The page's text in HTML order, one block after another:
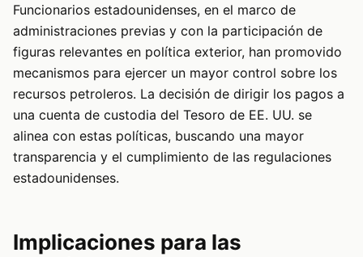
Funcionarios estadounidenses, en el marco de
administraciones previas y con la participación de
figuras relevantes en política exterior, han promovido
mecanismos para ejercer un mayor control sobre los
recursos petroleros. La decisión de dirigir los pagos a
una cuenta de custodia del Tesoro de EE. UU. se
alinea con estas políticas, buscando una mayor
transparencia y el cumplimiento de las regulaciones
estadounidenses.
Implicaciones para las